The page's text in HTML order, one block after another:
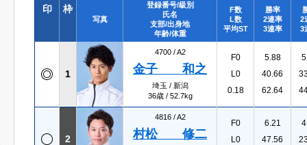
印 枠
写真
登録番号/級別
氏名
支部/出身地
年齢/体重
F数
L数
平均ST
勝率
2連率
3連率
2
3
1
4700 /A2
金子 和之
埼玉 / 新潟
36歳 / 52.7kg
F0
L0
0.18
5.88
40.66
62.64
2
4816 /A2
村松 修二
F0
L0
6.21
47.56